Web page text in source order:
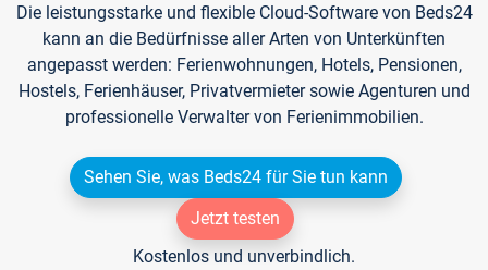
Die leistungsstarke und flexible Cloud-Software von Beds24
kann an die Bedürfnisse aller Arten von Unterkünften
angepasst werden: Ferienwohnungen, Hotels, Pensionen,
Hostels, Ferienhäuser, Privatvermieter sowie Agenturen und
professionelle Verwalter von Ferienimmobilien.
Sehen Sie, was Beds24 für Sie tun kann
Jetzt testen
Kostenlos und unverbindlich.